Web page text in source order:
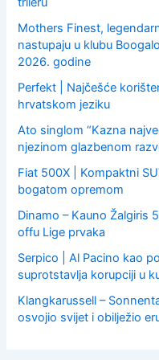
Mothers Finest,
nastupaju u klubu
2026. godine
Perfekt | Najčešće
hrvatskom jeziku
Ato singlom “Kazna
njezinom glazbenom
Fiat 500X | Kompaktni
bogatom opremom
Dinamo – Kauno Žalgiris
offu Lige prvaka
Serpico | Al Pacino kao
suprotstavlja korupciji u
Klangkarussell –
osvojio svijet i obilježio